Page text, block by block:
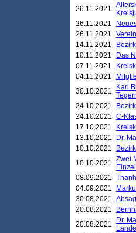
26.11.2021
26.11.2021
26.11.2021
14.11.2021
10.11.2021
Das
07.11.2021
04.11.2021
30.10.2021
Karl
24.10.2021
24.10.2021 C-
17.10.2021
13.10.2021
Dr.
10.10.2021
10.10.2021 Zwei
08.09.2021
04.09.2021
30.08.2021
20.08.2021
20.08.2021
Dr.